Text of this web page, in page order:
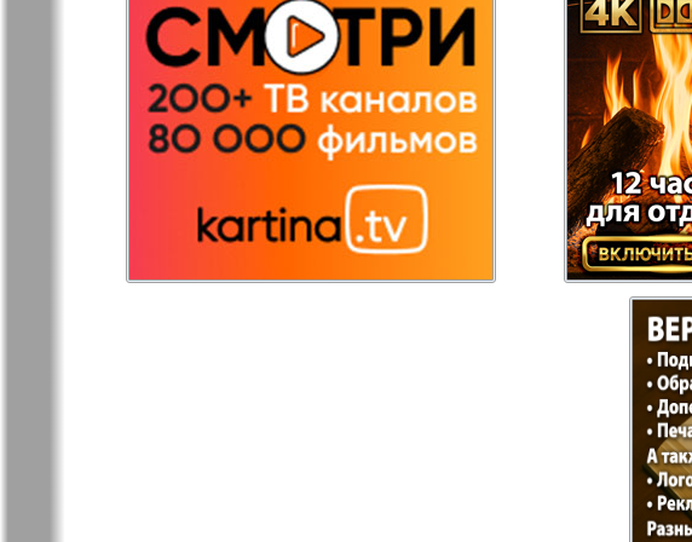
Остров там и тут
Ost-West
Panorama
Подруга
Районка-Süd-West